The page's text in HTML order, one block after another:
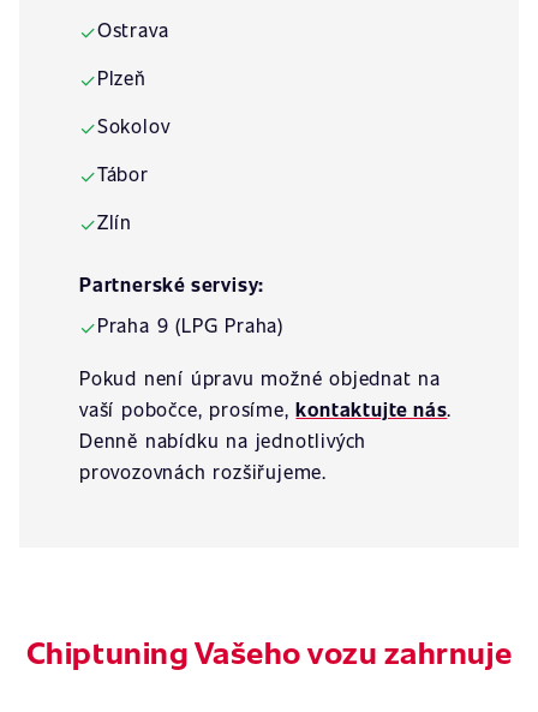
✓Ostrava
✓Plzeň
✓Sokolov
✓Tábor
✓Zlín
Partnerské servisy:
✓Praha 9 (LPG Praha)
Pokud není úpravu možné objednat na
vaší pobočce, prosíme,kontaktujte nás.
Denně nabídku na jednotlivých
provozovnách rozšiřujeme.
Chiptuning Vašeho vozu zahrnuje